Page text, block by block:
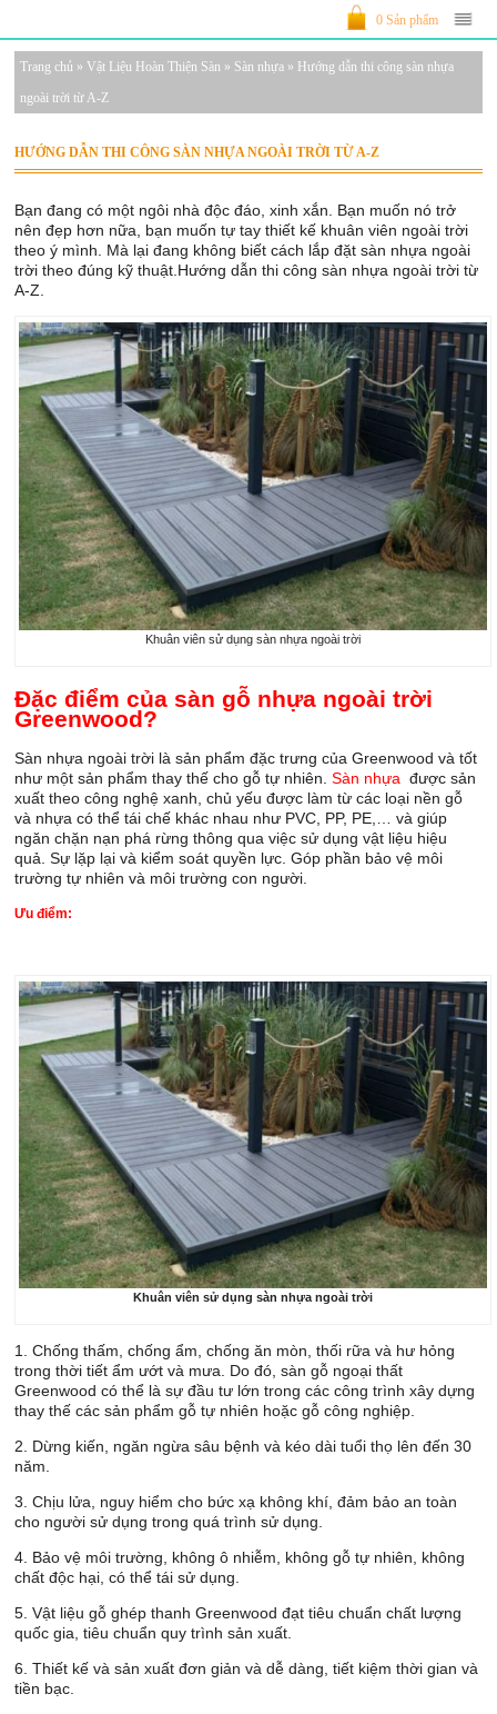
0 Sản phẩm
Trang chủ» Vật Liệu Hoàn Thiện Sàn » Sàn nhựa » Hướng dẫn thi công sàn nhựa
ngoài trời từ A-Z
HƯỚNG DẪN THI CÔNG SÀN NHỰA NGOÀI TRỜI TỪ A-Z
Bạn đang có một ngôi nhà độc đáo, xinh xắn. Bạn muốn nó trở
nên đẹp hơn nữa, bạn muốn tự tay thiết kế khuân viên ngoài trời
theo ý mình. Mà lại đang không biết cách lắp đặt sàn nhựa ngoài
trời theo đúng kỹ thuật.Hướng dẫn thi công sàn nhựa ngoài trời từ
A-Z.
Khuân viên sử dụng sàn nhựa ngoài trời
Đặc điểm của sàn gỗ nhựa ngoài trời
Greenwood?
Sàn nhựa ngoài trời là sản phẩm đặc trưng của Greenwood và tốt
như một sản phẩm thay thế cho gỗ tự nhiên.Sàn nhựa được sản
xuất theo công nghệ xanh, chủ yếu được làm từ các loại nền gỗ
và nhựa có thể tái chế khác nhau như PVC, PP, PE,… và giúp
ngăn chặn nạn phá rừng thông qua việc sử dụng vật liệu hiệu
quả. Sự lặp lại và kiểm soát quyền lực. Góp phần bảo vệ môi
trường tự nhiên và môi trường con người.
Ưu điểm:
Khuân viên sử dụng sàn nhựa ngoài trời
1. Chống thấm, chống ẩm, chống ăn mòn, thối rữa và hư hỏng
trong thời tiết ẩm ướt và mưa. Do đó, sàn gỗ ngoại thất
Greenwood có thể là sự đầu tư lớn trong các công trình xây dựng
thay thế các sản phẩm gỗ tự nhiên hoặc gỗ công nghiệp.
2. Dừng kiến, ngăn ngừa sâu bệnh và kéo dài tuổi thọ lên đến 30
năm.
3. Chịu lửa, nguy hiểm cho bức xạ không khí, đảm bảo an toàn
cho người sử dụng trong quá trình sử dụng.
4. Bảo vệ môi trường, không ô nhiễm, không gỗ tự nhiên, không
chất độc hại, có thể tái sử dụng.
5. Vật liệu gỗ ghép thanh Greenwood đạt tiêu chuẩn chất lượng
quốc gia, tiêu chuẩn quy trình sản xuất.
6. Thiết kế và sản xuất đơn giản và dễ dàng, tiết kiệm thời gian và
tiền bạc.